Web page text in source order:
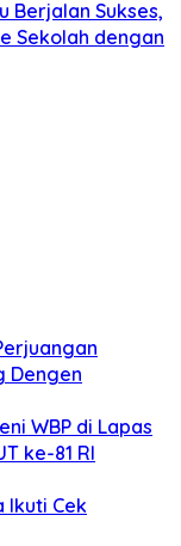
Berjalan Sukses,
Sekolah dengan
Dengen
WBP di Lapas
ke-81 RI
Ikuti Cek